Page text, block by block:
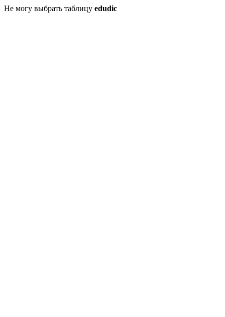
Не могу выбрать таблицу edudic